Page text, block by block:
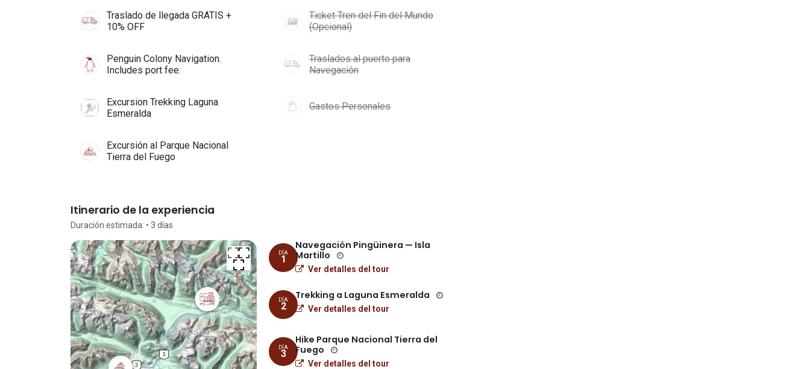
Traslado de llegada GRATIS +
10% OFF
Penguin Colony Navigation.
Includes port fee.
Excursion Trekking Laguna
Esmeralda
Excursión al Parque Nacional
Tierra del Fuego
Ticket Tren del Fin del Mundo
(Opcional)
Traslados al puerto para
Navegación
Gastos Personales
Itinerario de la experiencia
Duración estimada: • 3 días
DÍA
1
Navegación Pingüinera — Isla
Martillo
Ver detalles del tour
DÍA
2
Trekking a Laguna Esmeralda
Ver detalles del tour
DÍA
3
Hike Parque Nacional Tierra del
Fuego
Ver detalles del tour